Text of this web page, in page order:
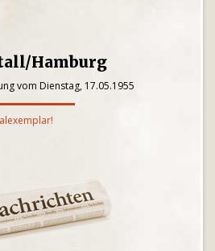
Hamburg
vom Dienstag, 17.05.1955